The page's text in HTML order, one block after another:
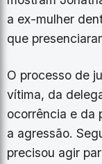
a ex-mulher
que
O processo de
vítima, da
ocorrência e da
a agressão.
precisou agir